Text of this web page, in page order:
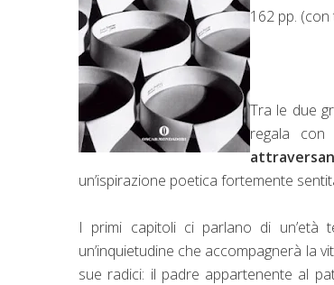
162 pp.
Tra le due
regala con
un’ispirazione poetica fortemente
I primi capitoli ci parlano di un’età
un’inquietudine che accompagnerà la
sue radici: il padre appartenente al